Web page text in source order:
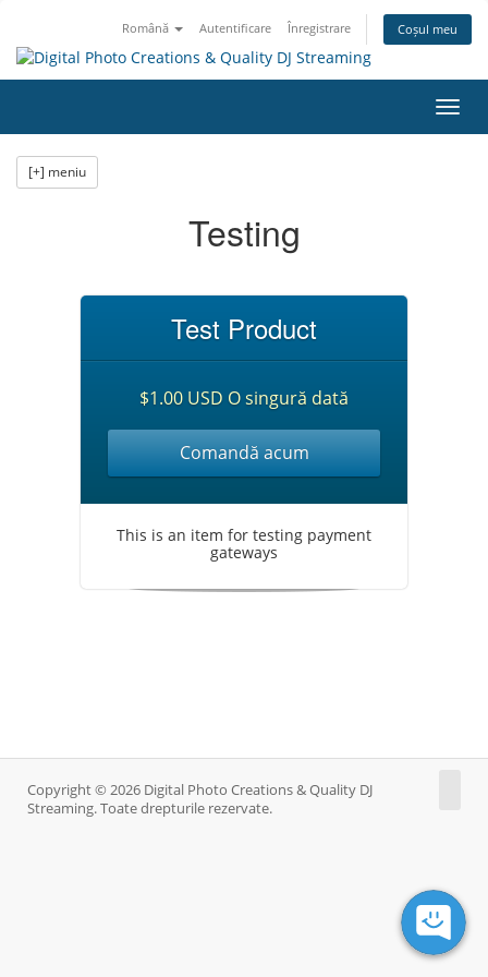
Română Autentificare Înregistrare Coșul meu
[+] meniu
Testing
Test Product
$1.00 USD O singură dată
Comandă acum
This is an item for testing payment
gateways
Copyright © 2026 Digital Photo Creations & Quality DJ
Streaming. Toate drepturile rezervate.